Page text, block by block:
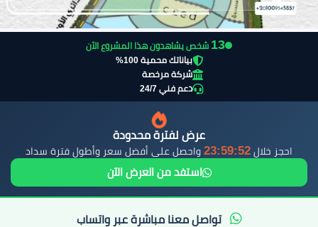
14 شخص يشاهدون هذا المشروع الآن
بياناتك محمية 100%
شركة مرخصة
دعم فني 24/7
عرض لفترة محدودة
احجز خلال 23:59:51 واحصل على أفضل سعر وأطول فترة سداد
استفد من العرض الآن
تواصل معنا مباشرة عبر واتساب